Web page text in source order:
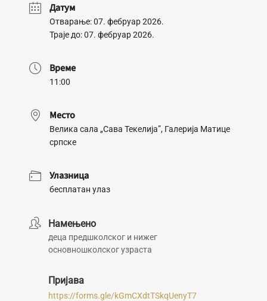
Датум
Отварање: 07. фебруар 2026.
Траје до: 07. фебруар 2026.
Време
11:00
Место
Велика сала „Сава Текелија”, Галерија Матице
српске
Улазница
бесплатан улаз
Намењено
деца предшколског и нижег
основношколског узраста
Пријава
https://forms.gle/kGmCXdtTSkqUenyT7